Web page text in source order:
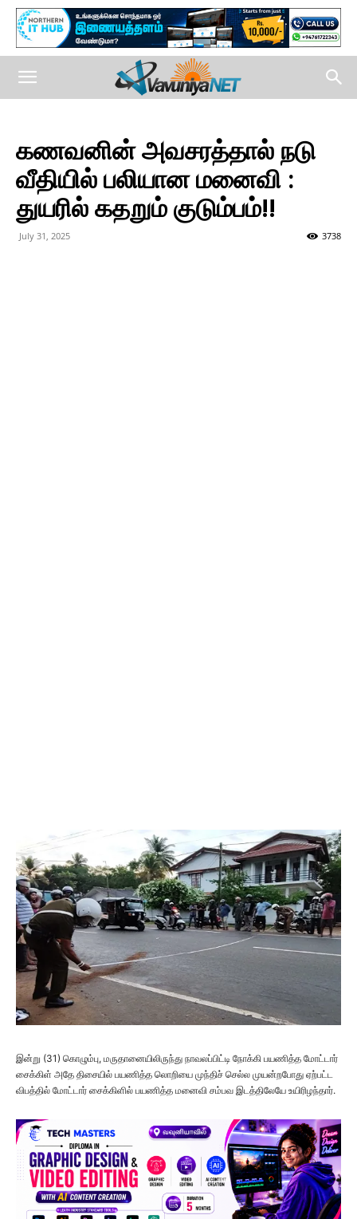
கணவனின் அவசரத்தால் நடு
வீதியில் பலியான மனைவி :
துயரில் கதறும் குடும்பம்!!
July 31, 2025 3738
இன்று (31) கொழும்பு, மருதானையிலிருந்து நாவலப்பிட்டி நோக்கி பயணித்த மோட்டார்
சைக்கிள் அதே திசையில் பயணித்த லொறியை முந்திச் செல்ல முயன்றபோது ஏற்பட்ட
விபத்தில் மோட்டார் சைக்கிளில் பயணித்த மனைவி சம்பவ இடத்திலேயே உயிரிழந்தார்.